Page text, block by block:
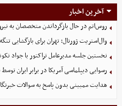
آخرین اخبار
روس‌اتم در حال بازگرداندن متخصصان به
وال‌استریت ژورنال: تهران برای بازگشایی تنگه هرمز ۵ شرط کلیدی
نخستین جلسه مدیرعامل تراکتور با جواد
رسوایی دیپلماسی آمریکا در برابر ایران توسط
هدایت ممبینی بدون پاسخ به سوالات